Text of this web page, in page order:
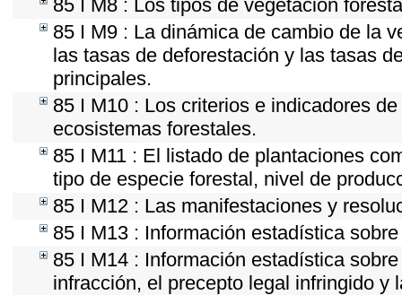
85 I M8 : Los tipos de vegetación
85 I M9 : La dinámica de cambio de la
las tasas de deforestación y las tasas
principales.
85 I M10 : Los criterios e indicadores
ecosistemas forestales.
85 I M11 : El listado de plantaciones
tipo de especie forestal, nivel de
85 I M12 : Las manifestaciones y
85 I M13 : Información estadística
85 I M14 : Información estadística
infracción, el precepto legal infringido y